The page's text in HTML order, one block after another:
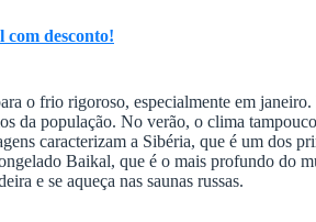
com desconto!
o frio rigoroso, especialmente em
da população. No verão, o clima
caracterizam a Sibéria, que é um dos
Baikal, que é o mais profundo do
e se aqueça nas saunas russas.